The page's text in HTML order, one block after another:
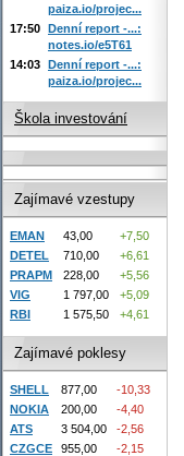
paiza.io/projec...
17:50 Denní report -...:
notes.io/e5T61
14:03 Denní report -...:
paiza.io/projec...
Škola investování
Zajímavé vzestupy
EMAN 43,00
+7,50
DETEL
710,00
+6,61
PRAPM
228,00
+5,56
VIG
1 797,00
+5,09
RBI
1 575,50 +4,61
Zajímavé poklesy
SHELL 877,00
-10,33
NOKIA
200,00
-4,40
ATS
3 504,00
-2,56
CZGCE
955,00
-2,15